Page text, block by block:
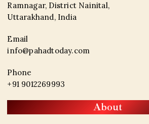
Ramnagar, District Nainital,
Uttarakhand, India
Email
info@pahadtoday.com
Phone
+91 9012269993
About